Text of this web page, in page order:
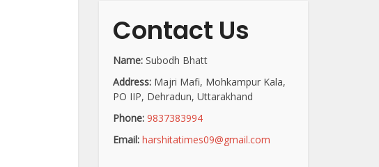
Contact Us
Name: Subodh Bhatt
Address: Majri Mafi, Mohkampur Kala,
PO IIP, Dehradun, Uttarakhand
Phone: 9837383994
Email: harshitatimes09@gmail.com